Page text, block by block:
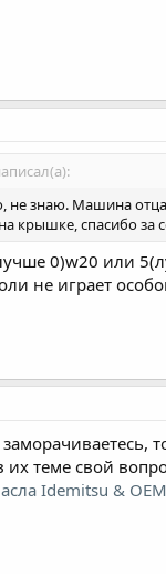
не знаю. Машина
крышке, спасибо за
0)w20 или
не играет
заморачиваетесь,
теме свой
Idemitsu &